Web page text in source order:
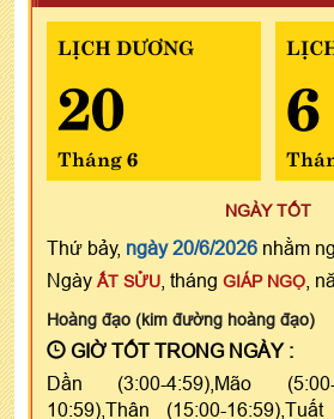
LỊCH DƯƠNG
20
Tháng 6
6
NGÀY TỐT
Thứ bảy, ngày 20/6/2026 nhằm
Ngày ẤT SỬU , tháng GIÁP NGỌ ,
Hoàng đạo (kim đường hoàng đạo)
GIỜ TỐT TRONG NGÀY :
Dần (3:00-4:59),Mão
10:59),Thân (15:00-